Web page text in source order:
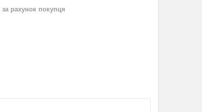
за рахунок покупця